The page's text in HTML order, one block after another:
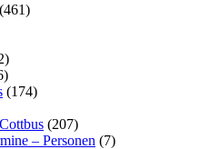
(174)
(207)
– Personen (7)